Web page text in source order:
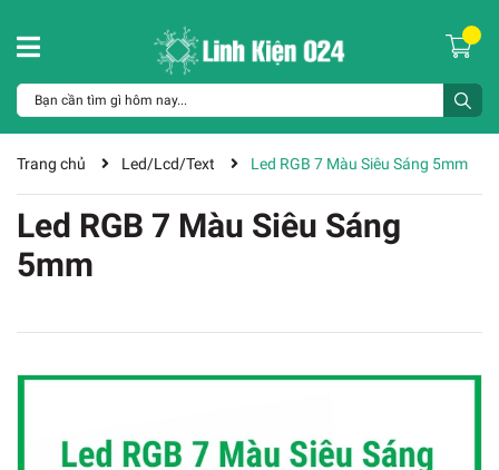
Trang chủ Led/Lcd/Text Led RGB 7 Màu Siêu Sáng 5mm
Led RGB 7 Màu Siêu Sáng
5mm